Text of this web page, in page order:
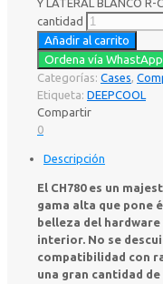
Y LATERAL BLANCO
cantidad
Añadir al carrito
Ordena vía WhastApp
Categorías: Cases,
Etiqueta: DEEPCOOL
Compartir
0
Descripción
El CH780 es un
gama alta que pone
belleza del
interior. No se
compatibilidad con
una gran cantidad